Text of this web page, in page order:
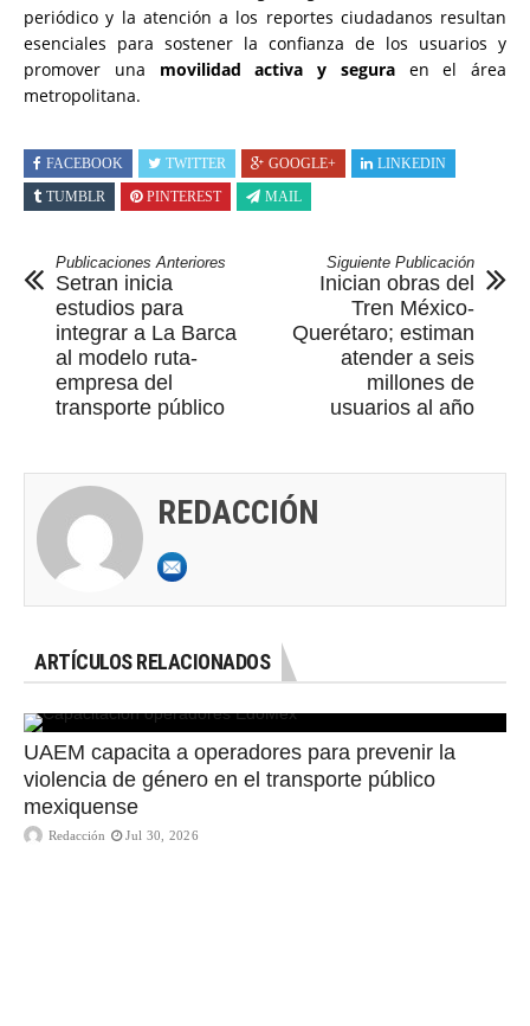
periódico y la atención a los reportes ciudadanos resultan
esenciales para sostener la confianza de los usuarios y
promover una movilidad activa y seguraen el área
metropolitana.
FACEBOOK TWITTER GOOGLE+
LINKEDIN
TUMBLR
PINTEREST MAIL
Publicaciones Anteriores
Setran inicia
estudios para
integrar a La Barca
al modelo ruta-
empresa del
transporte público
Siguiente Publicación
Inician obras del
Tren México-
Querétaro; estiman
atender a seis
millones de
usuarios al año
REDACCIÓN
ARTÍCULOS RELACIONADOS
UAEM capacita a operadores para prevenir la
violencia de género en el transporte público
mexiquense
Redacción Jul 30, 2026